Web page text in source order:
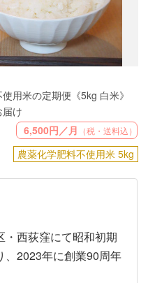
用米の定期便《5kg 白米》
け
6,500円／月 （税・送料込）
農薬化学肥料不使用米 5kg
西荻窪にて昭和初期
、2023年に創業90周年